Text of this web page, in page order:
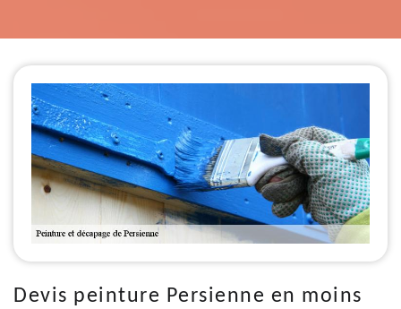
Devis peinture Persienne en moins